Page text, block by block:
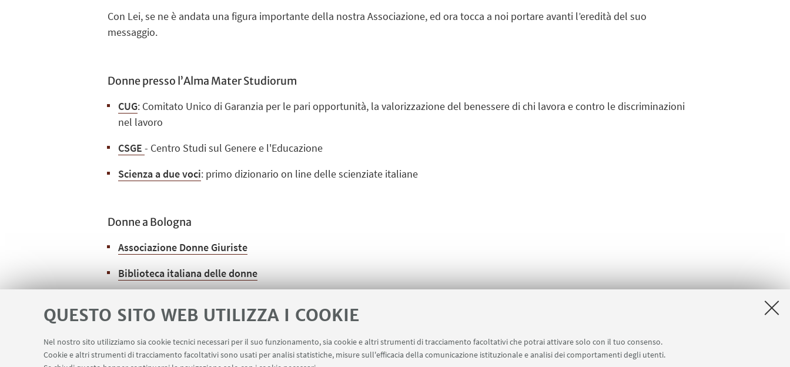
QUESTO SITO WEB UTILIZZA I COOKIE
Nel nostro sito utilizziamo sia cookie tecnici necessari per il suo funzionamento, sia cookie e altri strumenti di tracciamento facoltativi che potrai attivare solo con il tuo consenso.
Cookie e altri strumenti di tracciamento facoltativi sono usati per analisi statistiche, misure sull'efficacia della comunicazione istituzionale e analisi dei comportamenti degli utenti.
Con Lei, se ne è andata una figura importante della nostra Associazione, ed ora tocca a noi portare avanti l’eredità del suo
messaggio.
Donne presso l’Alma Mater Studiorum
CUG: Comitato Unico di Garanzia per le pari opportunità, la valorizzazione del benessere di chi lavora e contro le discriminazioni
nel lavoro
CSGE - Centro Studi sul Genere e l'Educazione
Scienza a due voci: primo dizionario on line delle scienziate italiane
Donne a Bologna
Associazione Donne Giuriste
Biblioteca italiana delle donne
Donne nel mondo
Association for Women in Science